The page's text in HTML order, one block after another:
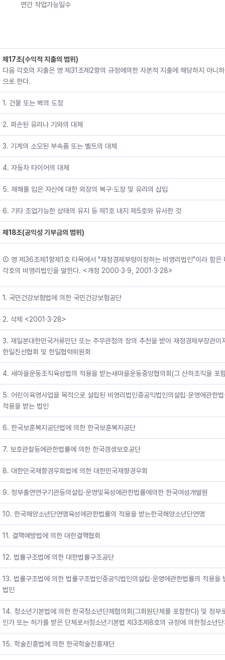
         연간 작업가능일수
제17조(수익적 지출의 범위)
다음 각호의 지출은 영 제31조제2항의 규정에의한 자본적 지출에 해당하지 아니
으로 한다.
1. 건물 또는 벽의 도장
2. 파손된 유리나 기와의 대체
3. 기계의 소모된 부속품 또는 벨트의 대체
4. 자동차 타이어의 대체
5. 재해를 입은 자산에 대한 외장의 복구·도장 및 유리의 삽입
6. 기타 조업가능한 상태의 유지 등 제1호 내지 제5호와 유사한 것
제18조(공익성 기부금의 범위)
① 영 제36조제1항제1호 타목에서 "재정경제부령이정하는 비영리법인"이라 함은
각호의 비영리법인을 말한다. <개정 2000·3·9, 2001·3·28>
1. 국민건강보험법에 의한 국민건강보험공단
2. 삭제 <2001·3·28>
3. 재일본대한민국거류민단 또는 주무관청의 장의 추천을 받아 재정경제부장관이
한일친선협회 및 한일협력위원회
4. 새마을운동조직육성법의 적용을 받는새마을운동중앙협의회(그 산하조직을 포
5. 어린이육영사업을 목적으로 설립된 비영리법인중공익법인의설립·운영에관한
적용을 받는 법인
6. 한국보훈복지공단법에 의한 한국보훈복지공단
7. 보호관찰등에관한법률에 의한 한국갱생보호공단
8. 대한민국재향경우회법에 의한 대한민국재향경우회
9. 정부출연연구기관등의설립·운영및육성에관한법률에의한 한국여성개발원
10. 한국해양소년단연맹육성에관한법률의 적용을 받는한국해양소년단연맹
11. 결핵예방법에 의한 대한결핵협회
12. 법률구조법에 의한 대한법률구조공단
13. 법률구조법에 의한 법률구조법인중공익법인의설립·운영에관한법률의 적용을
법인
14. 청소년기본법에 의한 한국청소년단체협의회(그회원단체를 포함한다) 및 정부
인가 또는 허가를 받은 단체로서청소년기본법 제3조제8호의 규정에 의한청소년
15. 학술진흥법에 의한 한국학술진흥재단